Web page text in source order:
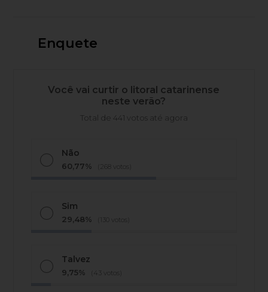
Enquete
Você vai curtir o litoral catarinense
neste verão?
Total de 441 votos até agora
Não
60,77% (268 votos)
Sim
29,48% (130 votos)
Talvez
9,75% (43 votos)